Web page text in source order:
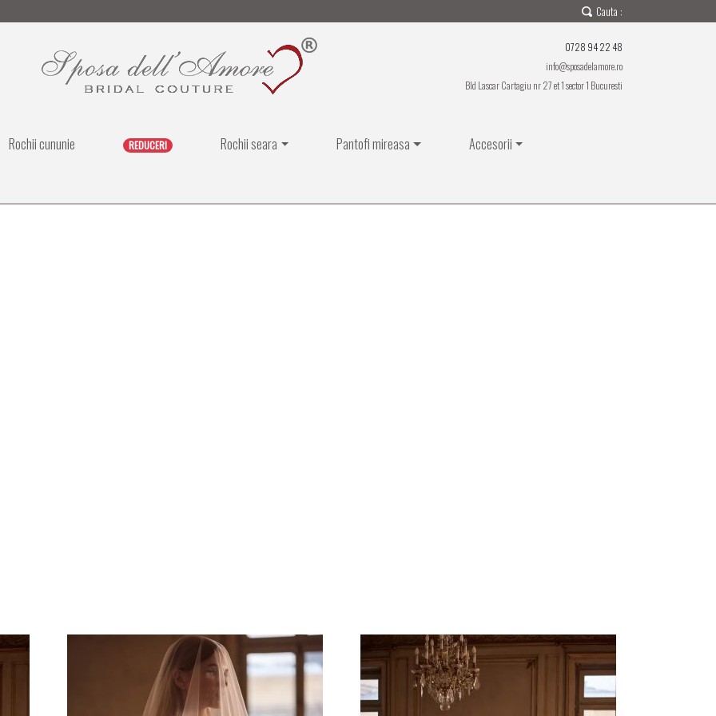
Cauta :
0728 94 22 48
info@sposadelamore.ro
Bld Lascar Cartagiu nr 27 et 1 sector 1 Bucuresti
Rochii cununie REDUCERI Rochii seara Pantofi mireasa
Accesorii